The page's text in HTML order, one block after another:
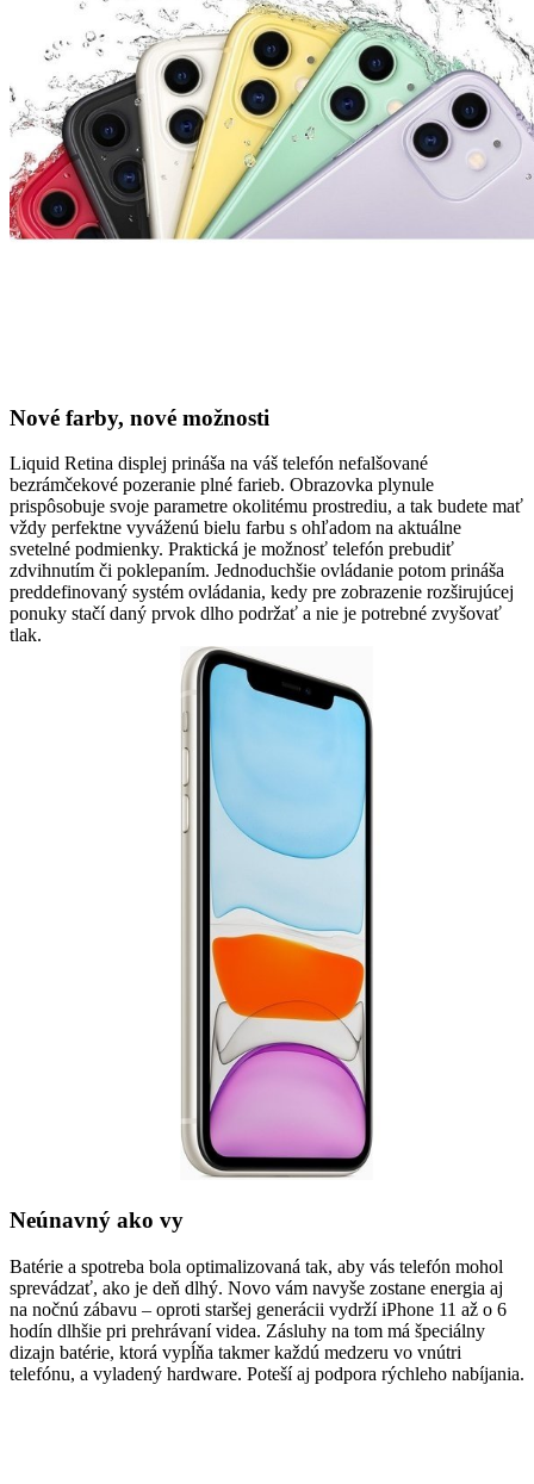
Nové farby, nové možnosti
Liquid Retina displej prináša na váš telefón nefalšované
bezrámčekové pozeranie plné farieb. Obrazovka plynule
prispôsobuje svoje parametre okolitému prostrediu, a tak budete mať
vždy perfektne vyváženú bielu farbu s ohľadom na aktuálne
svetelné podmienky. Praktická je možnosť telefón prebudiť
zdvihnutím či poklepaním. Jednoduchšie ovládanie potom prináša
preddefinovaný systém ovládania, kedy pre zobrazenie rozširujúcej
ponuky stačí daný prvok dlho podržať a nie je potrebné zvyšovať
tlak.
Neúnavný ako vy
Batérie a spotreba bola optimalizovaná tak, aby vás telefón mohol
sprevádzať, ako je deň dlhý. Novo vám navyše zostane energia aj
na nočnú zábavu – oproti staršej generácii vydrží iPhone 11 až o 6
hodín dlhšie pri prehrávaní videa. Zásluhy na tom má špeciálny
dizajn batérie, ktorá vypĺňa takmer každú medzeru vo vnútri
telefónu, a vyladený hardware. Poteší aj podpora rýchleho nabíjania.